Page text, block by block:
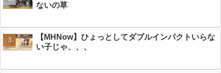
ないの草
【MHNow】ひょっとしてダブルインパクトいらな
い子じゃ、、、